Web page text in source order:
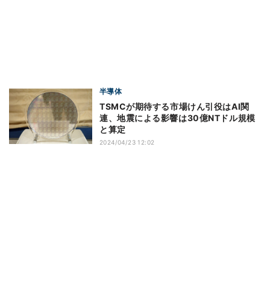
半導体
TSMCが期待する市場けん引役はAI関
連、地震による影響は30億NTドル規模
と算定
2024/04/23 12:02